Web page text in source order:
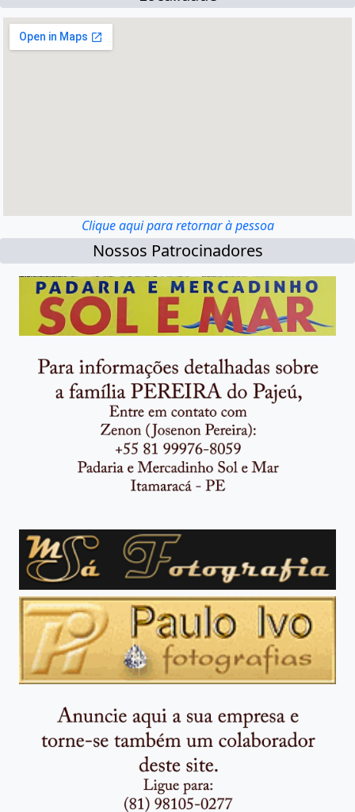
Clique aqui para retornar à pessoa
Nossos Patrocinadores